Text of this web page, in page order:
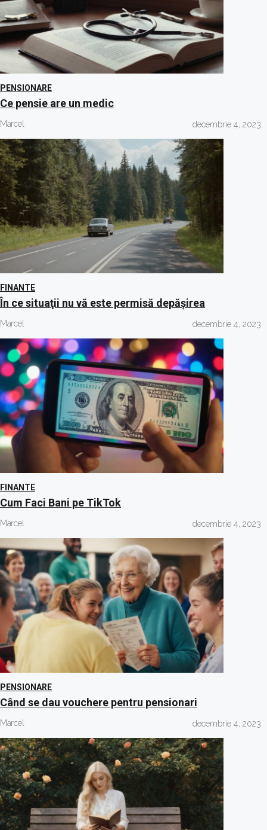
PENSIONARE
Ce pensie are un medic
Marcel decembrie 4, 2023
FINANTE
În ce situaţii nu vă este permisă depăşirea
Marcel decembrie 4, 2023
FINANTE
Cum Faci Bani pe TikTok
Marcel decembrie 4, 2023
PENSIONARE
Când se dau vouchere pentru pensionari
Marcel decembrie 4, 2023